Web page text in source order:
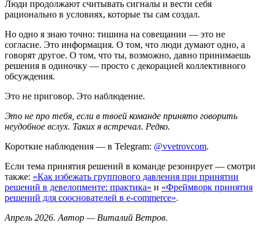
Люди продолжают считывать сигналы и вести себя
рационально в условиях, которые ты сам создал.
Но одно я знаю точно: тишина на совещании — это не
согласие. Это информация. О том, что люди думают одно, а
говорят другое. О том, что ты, возможно, давно принимаешь
решения в одиночку — просто с декорацией коллективного
обсуждения.
Это не приговор. Это наблюдение.
Это не про тебя, если в твоей команде принято говорить
неудобное вслух. Таких я встречал. Редко.
Короткие наблюдения — в Telegram: @vvetrovcom.
Если тема принятия решений в команде резонирует — смотри
также: «Как избежать группового давления при принятии
решений в девелопменте: практика» и «Фреймворк принятия
решений для сооснователей в e-commerce».
Апрель 2026. Автор — Виталий Ветров.